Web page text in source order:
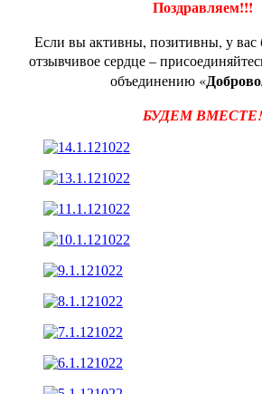
Поздравляем!!!
Если вы активны, позитивны, у вас
отзывчивое сердце –
объединению «
БУДЕМ ВМЕСТЕ!